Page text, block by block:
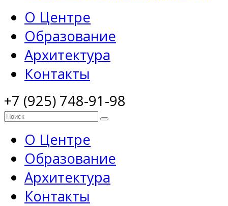
О Центре
Образование
Архитектура
Контакты
+7 (925) 748-91-98
О Центре
Образование
Архитектура
Контакты